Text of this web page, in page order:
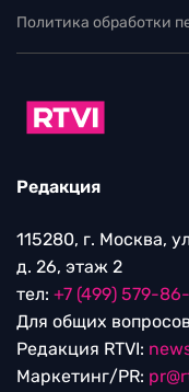
Политика обработки
Редакция
115280, г. Москва,
д. 26, этаж 2
тел: +7 (499) 579-
Для общих
Редакция RTVI:
Маркетинг/PR: